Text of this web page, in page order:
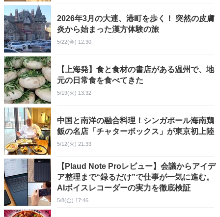
2026年3月の大連、港町を歩く！ 突然の皮膚
炎から始まった漢方体験の旅
5/22(金) 12:30
【上海発】食と食材の書店がある温州で、地
元の日常食を食べてきた
5/19(火) 13:32
中国と南洋の融合料理！シンガポール海南鶏
飯の名店「チャターボックス」が東京初上陸
5/12(火) 21:33
【Plaud Note Proレビュー】会議からアイデ
ア整理まで“録るだけ”で仕事が一気に進む。
AIボイスレコーダーの実力を徹底検証
5/8(金) 17:46